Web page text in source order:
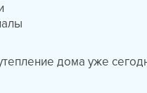
дома уже